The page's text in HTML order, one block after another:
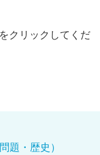
クリックしてくだ
題・歴史）